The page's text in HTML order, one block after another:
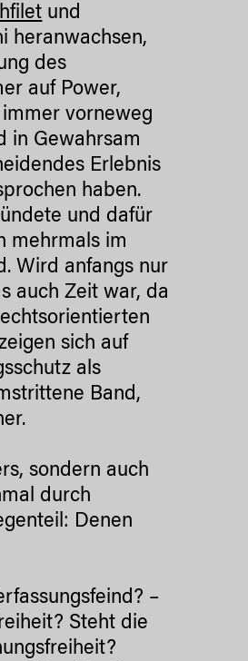
und
heranwachsen,
des
auf Power,
vorneweg
in Gewahrsam
Erlebnis
haben.
und dafür
mehrmals im
Wird anfangs nur
auch Zeit war, da
sich auf
als
Band,
sondern auch
durch
Denen
–
Steht die